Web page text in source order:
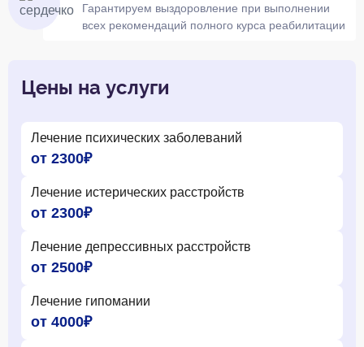
Гарантируем выздоровление при выполнении
всех рекомендаций полного курса реабилитации
Цены на услуги
Лечение психических заболеваний
от 2300₽
Лечение истерических расстройств
от 2300₽
Лечение депрессивных расстройств
от 2500₽
Лечение гипомании
от 4000₽